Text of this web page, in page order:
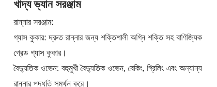
খাদ্য ভ্যান সরঞ্জাম
রান্নার সরঞ্জাম:
গ্যাস কুকার: দ্রুত রান্নার জন্য শক্তিশালী অগ্নি শক্তি সহ বাণিজ্যিক
গ্রেড গ্যাস কুকার।
বৈদ্যুতিক ওভেন: বহুমুখী বৈদ্যুতিক ওভেন, বেকিং, গ্রিলিং এবং অন্যান্য
রান্নার পদ্ধতি সমর্থন করে।